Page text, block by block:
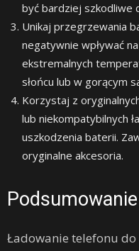
być bardziej szkodliwe
Unikaj przegrzewania
negatywnie wpływać
ekstremalnych
słońcu lub w gorącym
Korzystaj z
lub niekompatybilnych
uszkodzenia baterii.
oryginalne akcesoria.
Podsumowanie
Ładowanie telefonu